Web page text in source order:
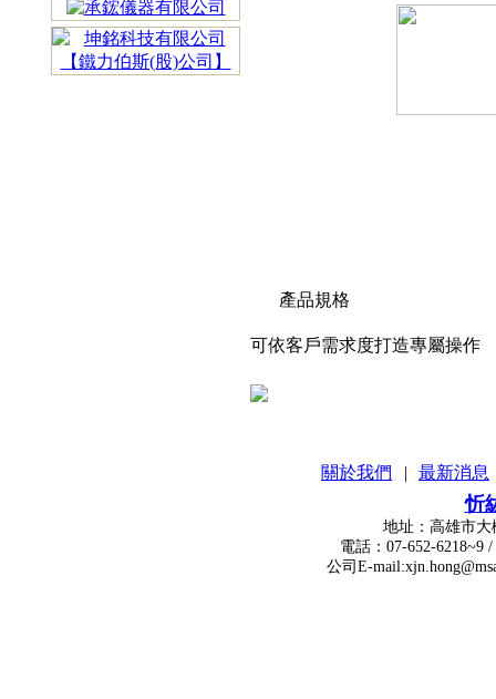
產品規格
可依客戶需求度打造專屬操作
關於我們 | 最新消息
忻
地址：高雄市大樹區瓦
電話：07-652-6218~9 / 傳真
公司E-